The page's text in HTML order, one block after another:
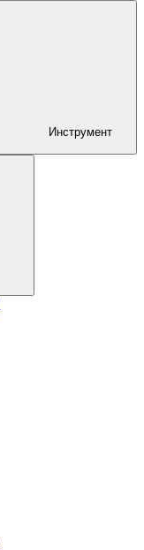
Инструмент